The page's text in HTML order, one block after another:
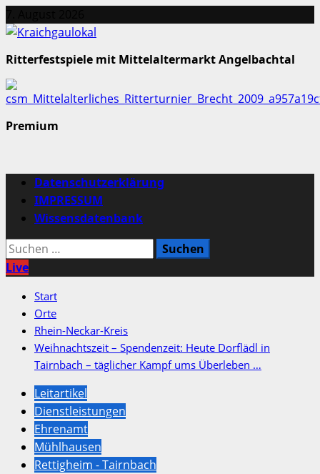
Inhalt
Ritterfestspiele mit Mittelaltermarkt Angelbachtal
Premium
Primäres
Menü
Datenschutzerklärung
IMPRESSUM
Wissensdatenbank
Suchen
nach:
Live
Start
Orte
Rhein-Neckar-Kreis
Weihnachtszeit – Spendenzeit: Heute Dorflädl in
Tairnbach – täglicher Kampf ums Überleben …
Leitartikel
Dienstleistungen
Ehrenamt
Mühlhausen
Rettigheim - Tairnbach